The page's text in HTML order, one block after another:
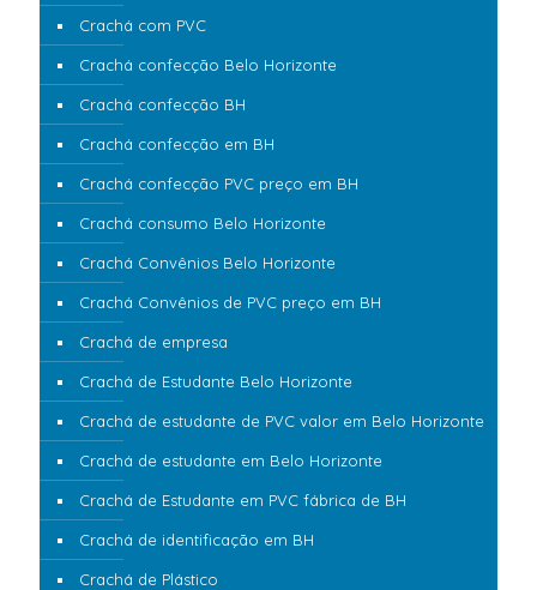
Crachá com PVC
Crachá confecção Belo Horizonte
Crachá confecção BH
Crachá confecção em BH
Crachá confecção PVC preço em BH
Crachá consumo Belo Horizonte
Crachá Convênios Belo Horizonte
Crachá Convênios de PVC preço em BH
Crachá de empresa
Crachá de Estudante Belo Horizonte
Crachá de estudante de PVC valor em Belo Horizonte
Crachá de estudante em Belo Horizonte
Crachá de Estudante em PVC fábrica de BH
Crachá de identificação em BH
Crachá de Plástico